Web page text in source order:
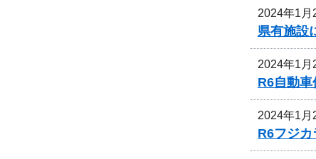
2024年1月
県有施設
2024年1月
R6自動車
2024年1月
R6フジカ